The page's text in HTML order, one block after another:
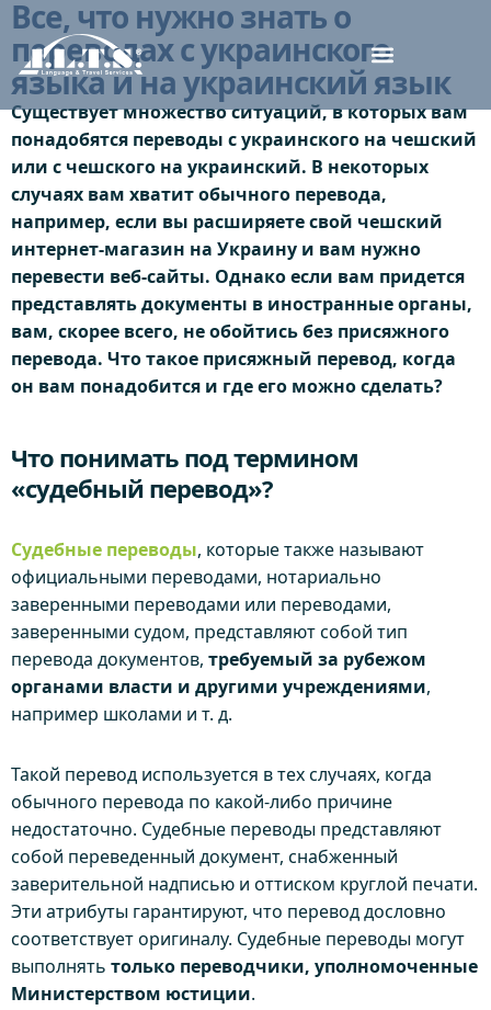
Все, что нужно знать о
переводах с украинского
языка и на украинский язык
Существует множество ситуаций, в которых вам
понадобятся переводы с украинского на чешский
или с чешского на украинский. В некоторых
случаях вам хватит обычного перевода,
например, если вы расширяете свой чешский
интернет-магазин на Украину и вам нужно
перевести веб-сайты. Однако если вам придется
представлять документы в иностранные органы,
вам, скорее всего, не обойтись без присяжного
перевода. Что такое присяжный перевод, когда
он вам понадобится и где его можно сделать?
Что понимать под термином
«судебный перевод»?
Судебные переводы, которые также называют
официальными переводами, нотариально
заверенными переводами или переводами,
заверенными судом, представляют собой тип
перевода документов, требуемый за рубежом
органами власти и другими учреждениями,
например школами и т. д.
Такой перевод используется в тех случаях, когда
обычного перевода по какой-либо причине
недостаточно. Судебные переводы представляют
собой переведенный документ, снабженный
заверительной надписью и оттиском круглой печати.
Эти атрибуты гарантируют, что перевод дословно
соответствует оригиналу. Судебные переводы могут
выполнять только переводчики, уполномоченные
Министерством юстиции.